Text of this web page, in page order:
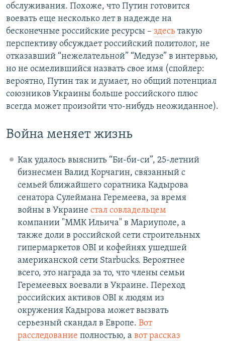
обслуживания. Похоже, что Путин готовится
воевать еще несколько лет в надежде на
бесконечные российские ресурсы – здесь такую
перспективу обсуждает российский политолог, не
отказавший “нежелательной” “Медузе” в интервью,
но не осмелившийся назвать свое имя (спойлер:
вероятно, Путин так и думает, но общий потенциал
союзников Украины больше российского плюс
всегда может произойти что-нибудь неожиданное).
Война меняет жизнь
Как удалось выяснить “Би-би-си”, 25-летний
бизнесмен Валид Корчагин, связанный с
семьей ближайшего соратника Кадырова
сенатора Сулеймана Геремеева, за время
войны в Украине стал совладельцем
компании "ММК Ильича" в Мариуполе, а
также доли в российской сети строительных
гипермаркетов OBI и кофейнях ушедшей
американской сети Starbucks. Вероятнее
всего, это награда за то, что члены семьи
Геремеевых воевали в Украине. Переход
российских активов OBI к людям из
окружения Кадырова может вызвать
серьезный скандал в Европе. Вот
расследование полностью, а вот рассказ